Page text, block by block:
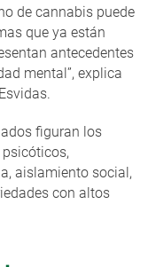
de cannabis puede
que ya están
antecedentes
mental”, explica
figuran los
aislamiento social,
con altos